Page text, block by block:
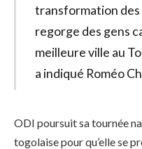
transformation
regorge des gens
meilleure ville au
a indiqué Roméo
ODI poursuit sa tournée
togolaise pour qu’elle se